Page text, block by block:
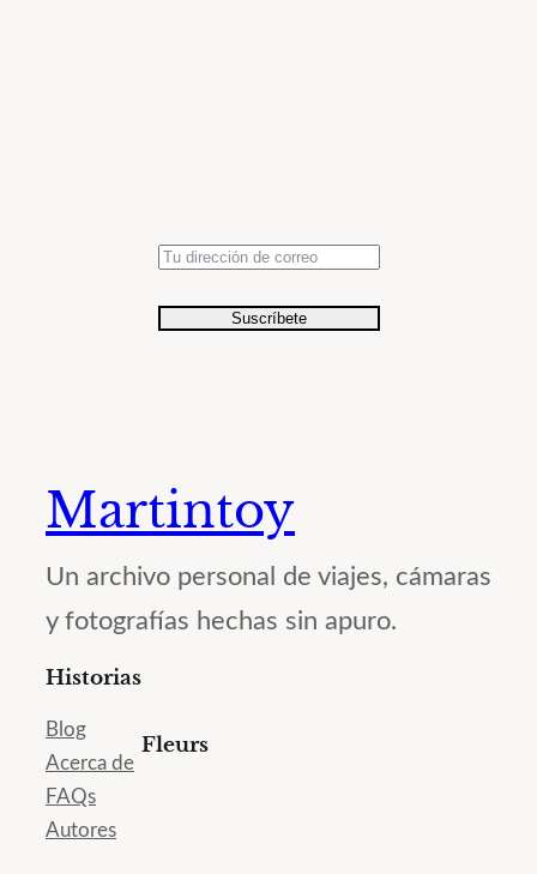
Suscríbete
Martintoy
Un archivo personal de viajes, cámaras
y fotografías hechas sin apuro.
Historias
Blog
Acerca de
FAQs
Autores
Fleurs